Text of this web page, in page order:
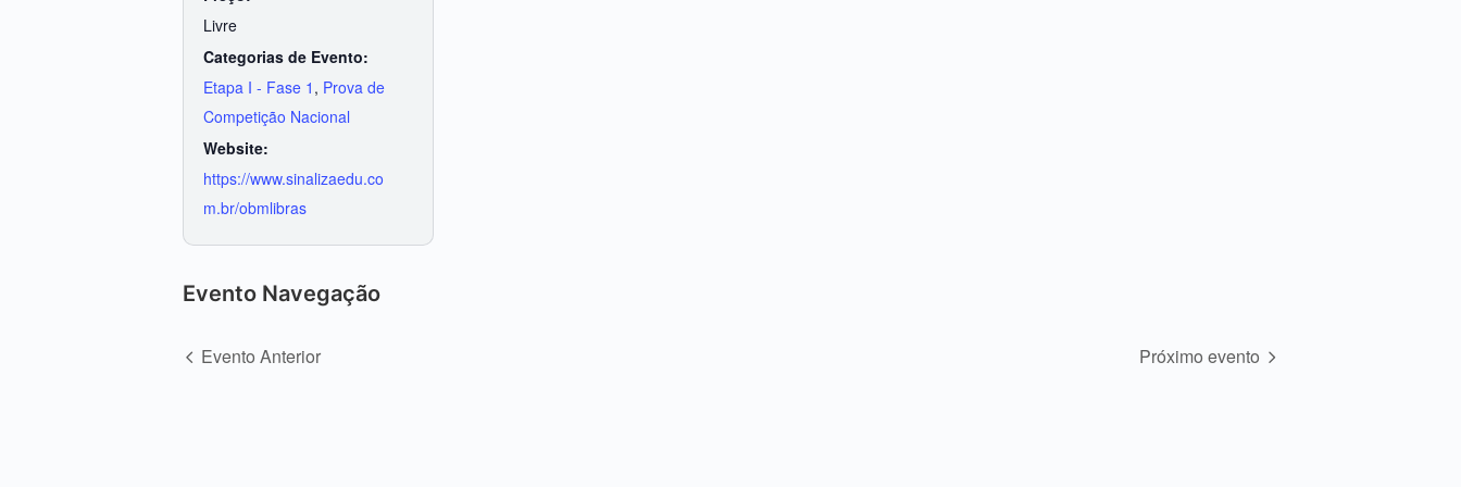
Livre
Categorias de Evento:
Etapa I - Fase 1 , Prova de
Competição Nacional
Website:
https://www.sinalizaedu.co
m.br/obmlibras
Evento Navegação
Evento Anterior Próximo evento